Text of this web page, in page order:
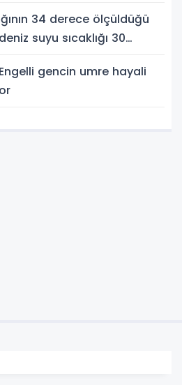
34 derece ölçüldüğü
suyu sıcaklığı 30
gencin umre hayali